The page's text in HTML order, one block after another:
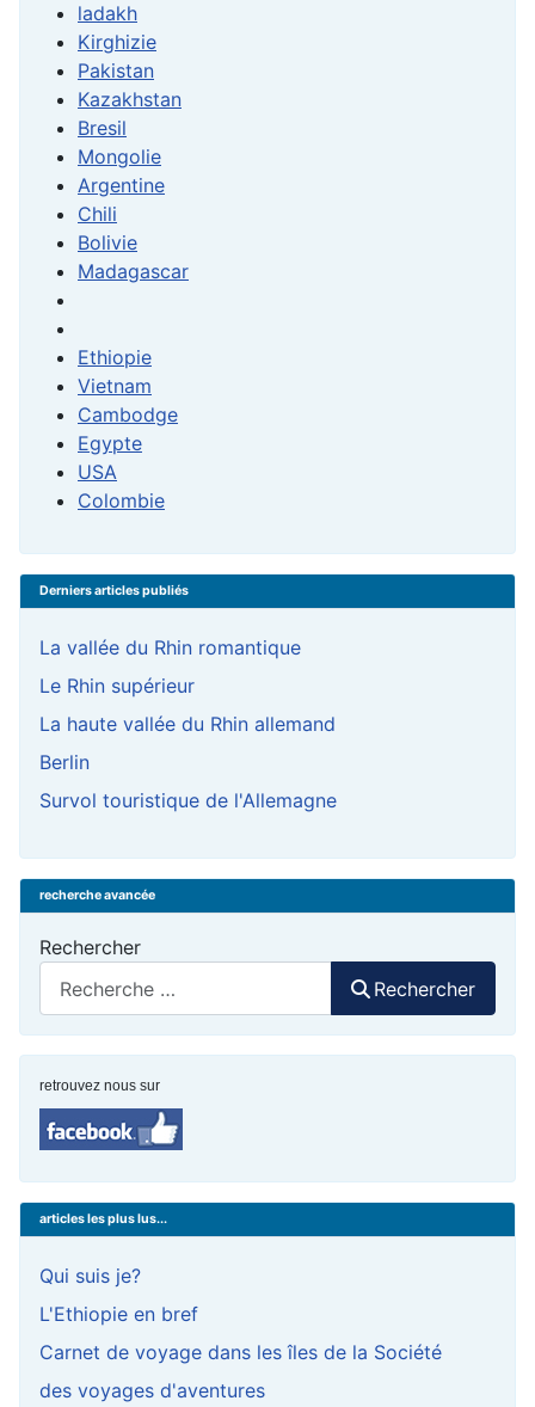
ladakh
Kirghizie
Pakistan
Kazakhstan
Bresil
Mongolie
Argentine
Chili
Bolivie
Madagascar
Ethiopie
Vietnam
Cambodge
Egypte
USA
Colombie
Derniers articles publiés
La vallée du Rhin romantique
Le Rhin supérieur
La haute vallée du Rhin allemand
Berlin
Survol touristique de l'Allemagne
recherche avancée
Rechercher
Rechercher
retrouvez nous sur
articles les plus lus...
Qui suis je?
L'Ethiopie en bref
Carnet de voyage dans les îles de la Société
des voyages d'aventures